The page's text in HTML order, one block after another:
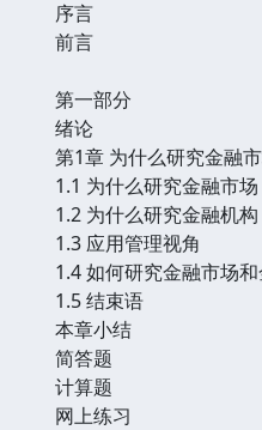
序言
前言
第一部分
绪论
第1章 为什么研究金融
1.1 为什么研究金融市场
1.2 为什么研究金融机构
1.3 应用管理视角
1.4 如何研究金融市场
1.5 结束语
本章小结
简答题
计算题
网上练习